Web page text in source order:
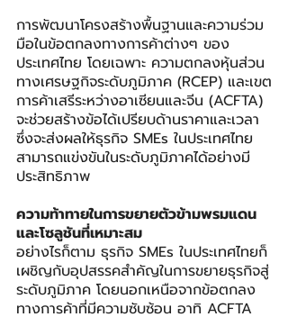
การพัฒนาโครงสร้างพื้นฐานและความร่วม
มือในข้อตกลงทางการค้าต่างๆ ของ
ประเทศไทย โดยเฉพาะ ความตกลงหุ้นส่วน
ทางเศรษฐกิจระดับภูมิภาค (RCEP) และเขต
การค้าเสรีระหว่างอาเซียนและจีน (ACFTA)
จะช่วยสร้างข้อได้เปรียบด้านราคาและเวลา
ซึ่งจะส่งผลให้ธุรกิจ SMEs ในประเทศไทย
สามารถแข่งขันในระดับภูมิภาคได้อย่างมี
ประสิทธิภาพ
ความท้าทายในการขยายตัวข้ามพรมแดน
และโซลูชันที่เหมาะสม
อย่างไรก็ตาม ธุรกิจ SMEs ในประเทศไทยก็
เผชิญกับอุปสรรคสำคัญในการขยายธุรกิจสู่
ระดับภูมิภาค โดยนอกเหนือจากข้อตกลง
ทางการค้าที่มีความซับซ้อน อาทิ ACFTA